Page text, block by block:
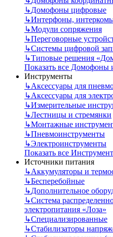
↳Домофоны цифровые
↳Интерфоны,
↳Модули сопряжения
↳Переговорные
↳Системы цифровой
↳Типовые решения
Показать все Домофоны
Инструменты
↳Аксессуары для
↳Аксессуары для
↳Измерительные
↳Лестницы и стремянки
↳Монтажные
↳Пневмоинструменты
↳Электроинструменты
Показать все
Источники питания
↳Аккумуляторы и
↳Бесперебойные
↳Дополнительное
↳Система
электропитания «Лоза»
↳Специализированные
↳Стабилизаторы